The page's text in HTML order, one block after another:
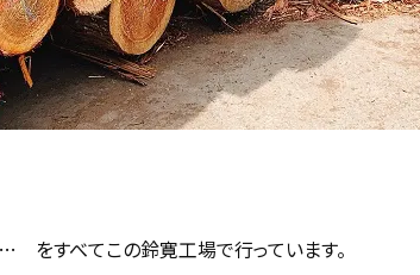
… をすべてこの鈴寛工場で行っています。